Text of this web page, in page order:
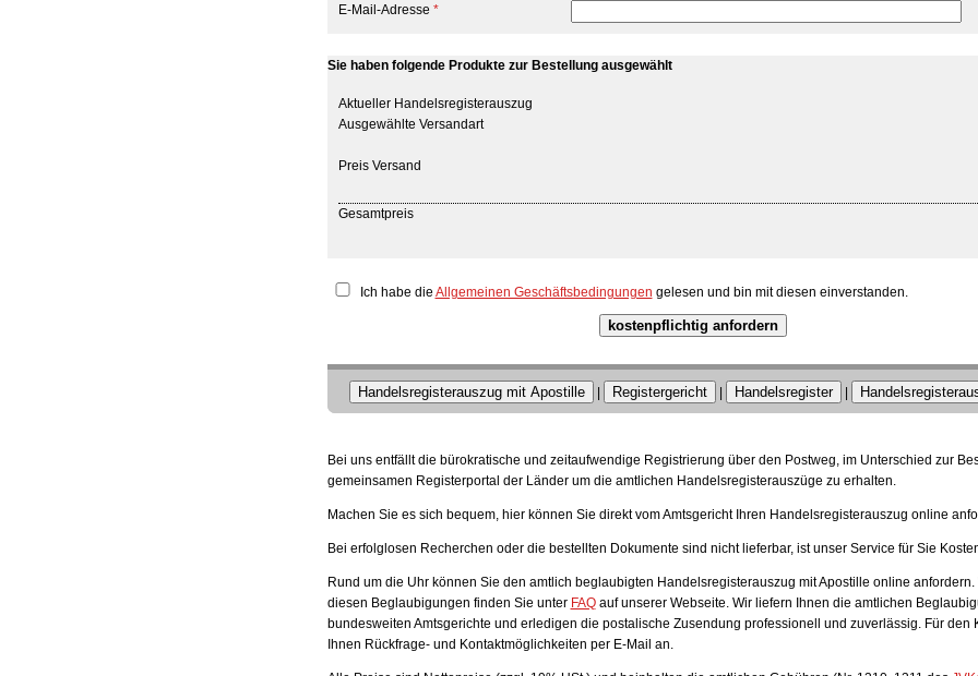
E-Mail-Adresse *
Sie haben folgende Produkte zur Bestellung ausgewählt
Aktueller Handelsregisterauszug
Ausgewählte Versandart
Preis Versand
Gesamtpreis
Ich habe die Allgemeinen Geschäftsbedingungen gelesen und bin mit diesen einverstanden.
kostenpflichtig anfordern
Handelsregisterauszug mit Apostille | Registergericht | Handelsregister |
Bei uns entfällt die bürokratische und zeitaufwendige Registrierung über den Postweg, im Unterschied zur
gemeinsamen Registerportal der Länder um die amtlichen Handelsregisterauszüge zu erhalten.
Machen Sie es sich bequem, hier können Sie direkt vom Amtsgericht Ihren Handelsregisterauszug online
Bei erfolglosen Recherchen oder die bestellten Dokumente sind nicht lieferbar, ist unser Service für Sie
Rund um die Uhr können Sie den amtlich beglaubigten Handelsregisterauszug mit Apostille online
diesen Beglaubigungen finden Sie unter FAQauf unserer Webseite. Wir liefern Ihnen die amtlichen
bundesweiten Amtsgerichte und erledigen die postalische Zusendung professionell und zuverlässig. Für den
Ihnen Rückfrage- und Kontaktmöglichkeiten per E-Mail an.